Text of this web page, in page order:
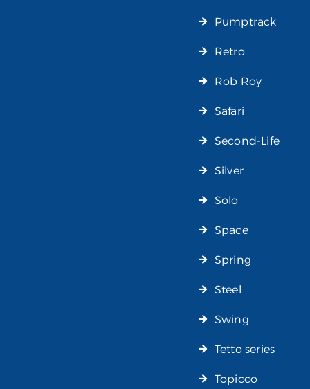
Pumptrack
Retro
Rob Roy
Safari
Second-Life
Silver
Solo
Space
Spring
Steel
Swing
Tetto series
Topicco